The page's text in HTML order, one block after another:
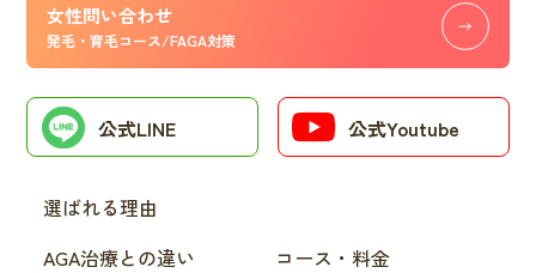
女性問い合わせ
発毛・育毛コース/FAGA対策
公式LINE 公式Youtube
選ばれる理由
AGA治療との違い
コース・料金